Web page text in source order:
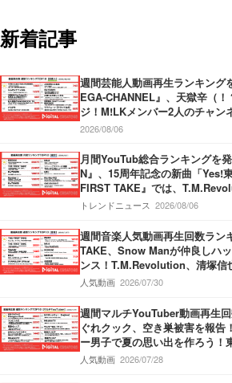
新着記事
週間芸能人動画再生ランキング
EGA-CHANNEL』、天獄辛（
ジ！M!LKメンバー2人のチャン
『中田敦彦のYouTube大学 –
2026/08/06
月間YouTub総合ランキングを
N』、15周年記念の新曲「Yes!
FIRST TAKE』では、
披露！『SixTONES』新曲「マ
トレンドニュース 2026/08/06
週間音楽人気動画再生回数ラン
TAKE、Snow Manが仲良しハ
ンス！T.M.Revolution、清塚信
さ持ったパフォーマンスを披露
人気動画 2026/07/30
週間マルチYouTuber動画再生
ぐれクック、空き巣被害を報告
ー男子で夏の思い出を作ろう！
でミラクル勃発！
人気動画 2026/07/28